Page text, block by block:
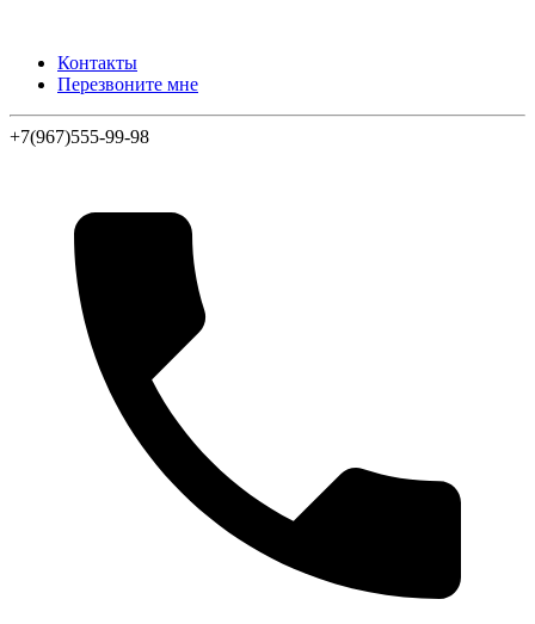
Контакты
Перезвоните мне
+7(967)555-99-98